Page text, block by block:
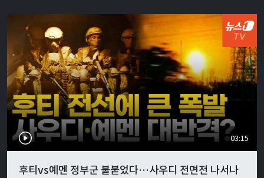
03:15
후티vs예멘 정부군 불붙었다…사우디 전면전 나서나